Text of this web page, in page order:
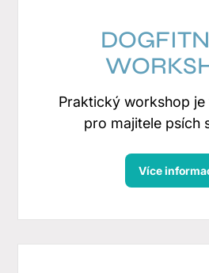
Praktický workshop je
pro majitele psích
Více